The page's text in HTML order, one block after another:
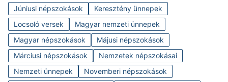
Júniusi népszokások
Keresztény ünnepek
Locsoló versek
Magyar nemzeti ünnepek
Magyar népszokások
Májusi népszokások
Márciusi népszokások
Nemzetek népszokásai
Nemzeti ünnepek
Novemberi népszokások